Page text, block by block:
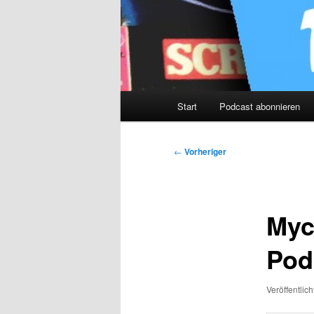
Start Podcast abonnieren
Beitragsnavigation
← Vorheriger